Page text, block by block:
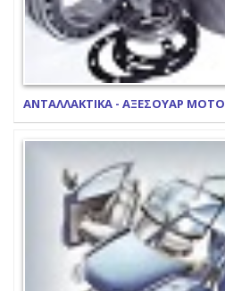
ΑΝΤΑΛΛΑΚΤΙΚΑ - ΑΞΕΣΟΥΑΡ ΜΟΤΟ